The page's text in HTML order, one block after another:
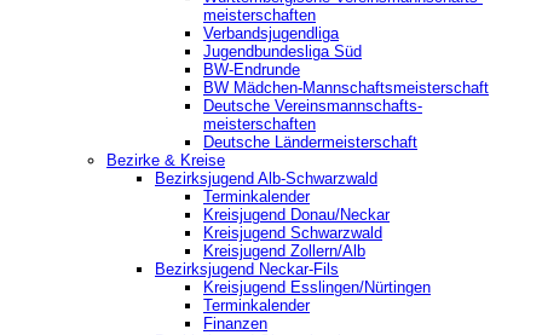
meisterschaften
Verbandsjugendliga
Jugendbundesliga Süd
BW-Endrunde
BW Mädchen-Mannschaftsmeisterschaft
Deutsche Vereinsmannschafts-
meisterschaften
Deutsche Ländermeisterschaft
Bezirke & Kreise
Bezirksjugend Alb-Schwarzwald
Terminkalender
Kreisjugend Donau/Neckar
Kreisjugend Schwarzwald
Kreisjugend Zollern/Alb
Bezirksjugend Neckar-Fils
Kreisjugend ‎Esslingen/Nürtingen
Terminkalender
Finanzen